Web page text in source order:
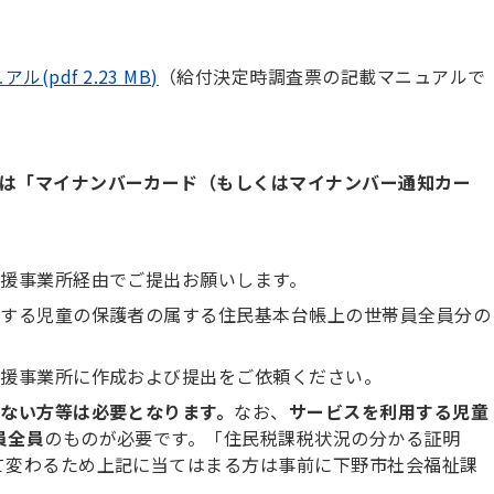
アル(pdf 2.23 MB) （給付決定時調査票の記載マニュアルで
「マイナンバーカード（もしくはマイナンバー通知カー
業所経由でご提出お願いします。
る児童の保護者の属する住民基本台帳上の世帯員全員分の
業所に作成および提出をご依頼ください。
い方等は必要となります。 なお、 サービスを利用する児童
全員のものが必要です。「住民税課税状況の分かる証明
わるため上記に当てはまる方は事前に下野市社会福祉課